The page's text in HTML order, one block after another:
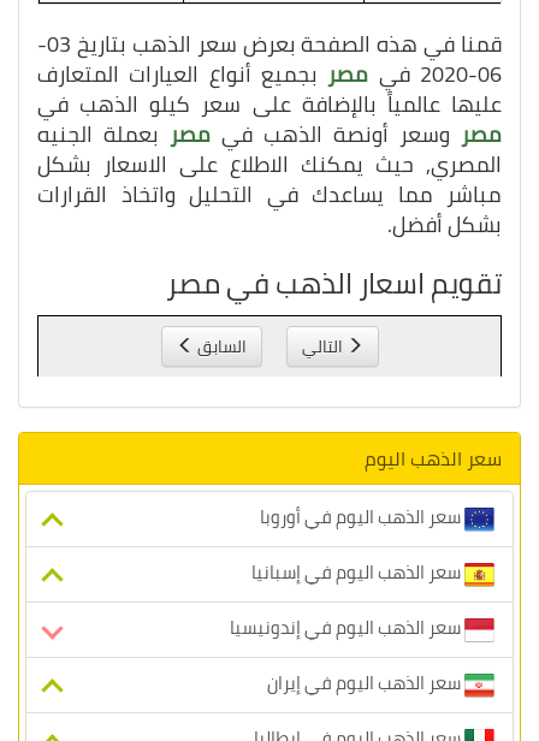
قمنا في هذه الصفحة بعرض سعر الذهب بتاريخ 03-
06-2020 في مصربجميع أنواع العيارات المتعارف
عليها عالمياً بالإضافة على سعر كيلو الذهب في
مصر وسعر أونصة الذهب في مصر بعملة الجنيه
المصري, حيث يمكنك الاطلاع على الاسعار بشكل
مباشر مما يساعدك في التحليل واتخاذ القرارات
بشكل أفضل.
تقويم اسعار الذهب في مصر
التالي السابق
سعر الذهب اليوم
سعر الذهب اليوم في أوروبا
سعر الذهب اليوم في إسبانيا
سعر الذهب اليوم في إندونيسيا
سعر الذهب اليوم في إيران